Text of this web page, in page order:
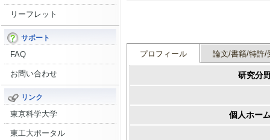
リーフレット
サポート
FAQ
お問い合わせ
リンク
東京科学大学
東工大ポータル
プロフィール 論文/書籍/特許/
研究分
個人ホー